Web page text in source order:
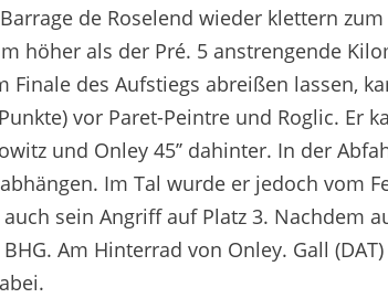
de Roselend wieder klettern
höher als der Pré. 5 anstrengende
Finale des Aufstiegs abreißen lassen,
vor Paret-Peintre und Roglic. Er
und Onley 45’’ dahinter. In der
Im Tal wurde er jedoch vom
sein Angriff auf Platz 3. Nachdem
Am Hinterrad von Onley. Gall